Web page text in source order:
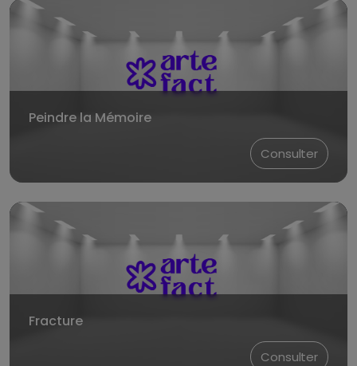
Peindre la Mémoire
Consulter
Fracture
Consulter